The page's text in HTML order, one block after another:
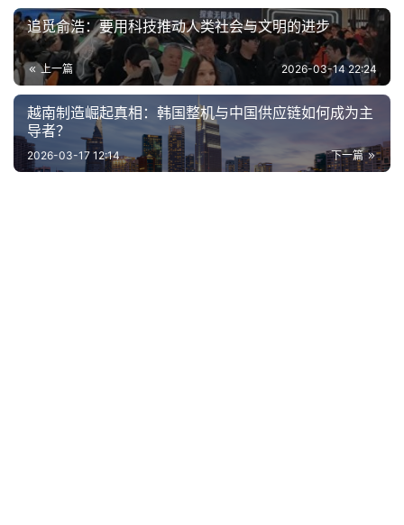
追觅俞浩：要用科技推动人类社会与文明的进步
上一篇 2026-03-14 22:24
越南制造崛起真相：韩国整机与中国供应链如何成为主
导者？
下一篇
2026-03-17 12:14